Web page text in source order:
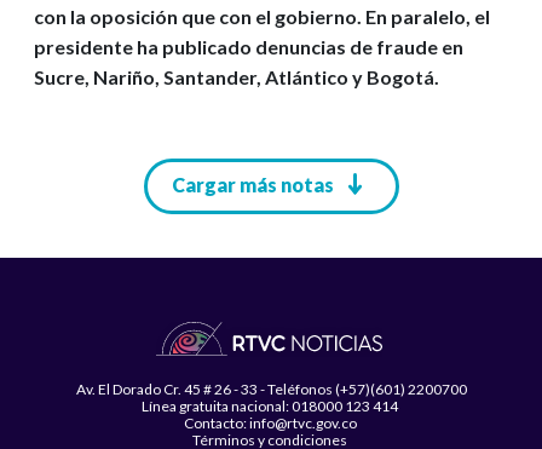
con la oposición que con el gobierno. En paralelo, el
presidente ha publicado denuncias de fraude en
Sucre, Nariño, Santander, Atlántico y Bogotá.
Cargar más notas
Av. El Dorado Cr. 45 # 26 - 33 - Teléfonos (+57)(601) 2200700
Línea gratuita nacional: 018000 123 414
Contacto: info@rtvc.gov.co
Términos y condiciones